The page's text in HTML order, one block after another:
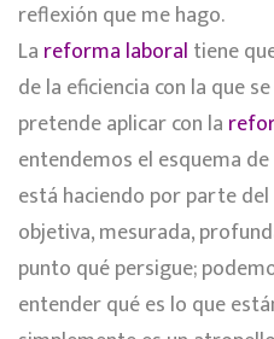
reflexión que me hago.
La reforma laboral tiene
de la eficiencia con la que
pretende aplicar con la
entendemos el esquema
está haciendo por parte del
objetiva, mesurada,
punto qué persigue;
entender qué es lo que